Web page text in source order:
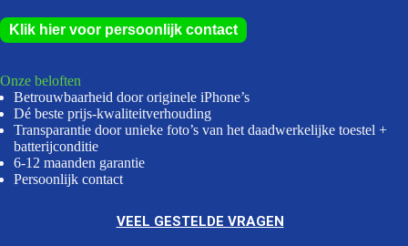
Klik hier voor persoonlijk contact
Onze beloften
Betrouwbaarheid door originele iPhone’s
Dé beste prijs-kwaliteitverhouding
Transparantie door unieke foto’s van het daadwerkelijke toestel +
batterijconditie
6-12 maanden garantie
Persoonlijk contact
VEEL GESTELDE VRAGEN